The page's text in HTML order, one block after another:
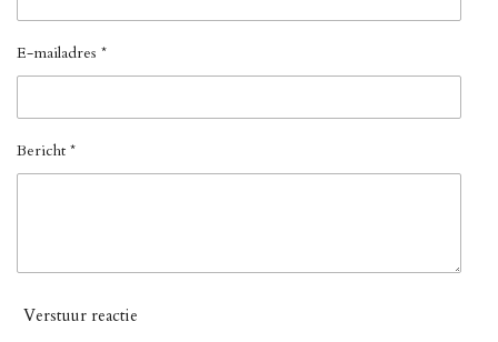
E-mailadres *
Bericht *
Verstuur reactie